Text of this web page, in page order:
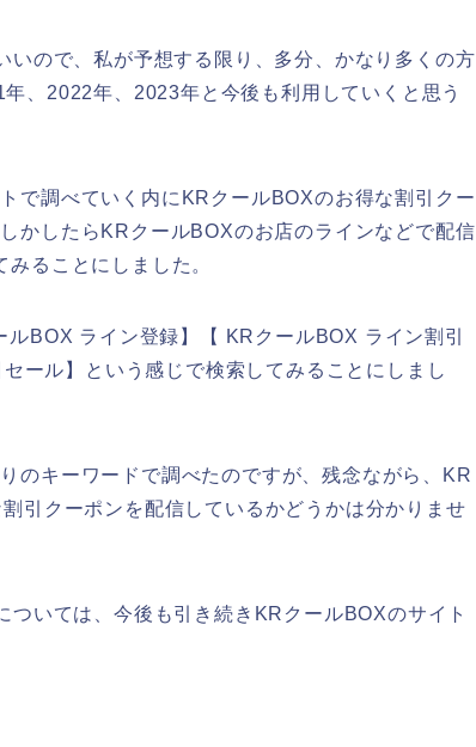
ので、私が予想する限り、多分、かなり多くの方
、2022年、2023年と今後も利用していくと思う
で調べていく内にKRクールBOXのお得な割引クー
かしたらKRクールBOXのお店のラインなどで配信
ることにしました。
BOX ライン登録】【 KRクールBOX ライン割引
ール】という感じで検索してみることにしまし
のキーワードで調べたのですが、残念ながら、KR
引クーポンを配信しているかどうかは分かりませ
いては、今後も引き続きKRクールBOXのサイト